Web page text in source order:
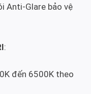
Anti-Glare bảo vệ
:
đến 6500K theo